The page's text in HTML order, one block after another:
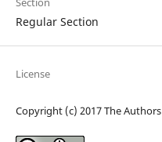
Regular Section
License
Copyright (c) 2017 The Authors